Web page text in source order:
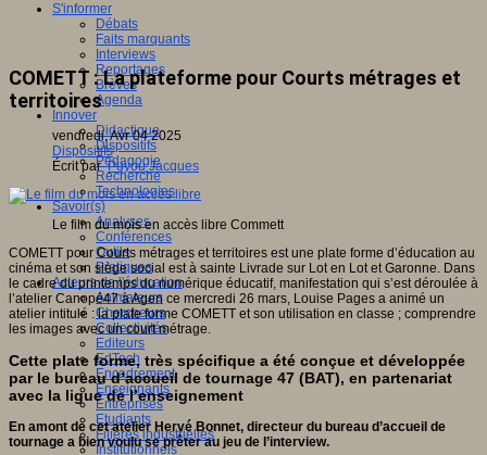
S'informer
Débats
Faits marquants
Interviews
Reportages
Brèves
Agenda
Innover
Didactique
Dispositifs
Pédagogie
Recherche
Technologies
Savoir(s)
Analyses
Conférences
Outils
Pratiques
Acteurs de l'éducation
Animateurs
Chercheurs
Collectivités
Editeurs
EdTech
Encadrement
Enseignants
Entreprises
Etudiants
Filières industrielles
Institutionnels
COMETT : La plateforme pour Courts métrages et
territoires
vendredi, Avr 04 2025
Dispositifs
Écrit parPuyou Jacques
Le film du mois en accès libre Commett
COMETT pour Courts métrages et territoires est une plate forme d’éducation au
cinéma et son siège social est à sainte Livrade sur Lot en Lot et Garonne. Dans
le cadre du printemps du numérique éducatif, manifestation qui s’est déroulée à
l’atelier Canopé47 à Agen ce mercredi 26 mars, Louise Pages a animé un
atelier intitulé : la plate forme COMETT et son utilisation en classe ; comprendre
les images avec un court métrage.
Cette plate forme, très spécifique a été conçue et développée
par le bureau d’accueil de tournage 47 (BAT), en partenariat
avec la ligue de l’enseignement
En amont de cet atelier Hervé Bonnet, directeur du bureau d’accueil de
tournage a bien voulu se prêter au jeu de l’interview.